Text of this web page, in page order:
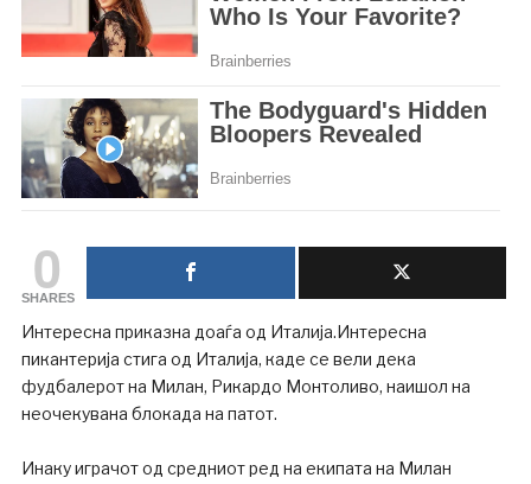
0
SHARES
Интересна приказна доаѓа од Италија.Интересна
пикантерија стига од Италија, каде се вели дека
фудбалерот на Милан, Рикардо Монтоливо, наишол на
неочекувана блокада на патот.
Инаку играчот од средниот ред на екипата на Милан